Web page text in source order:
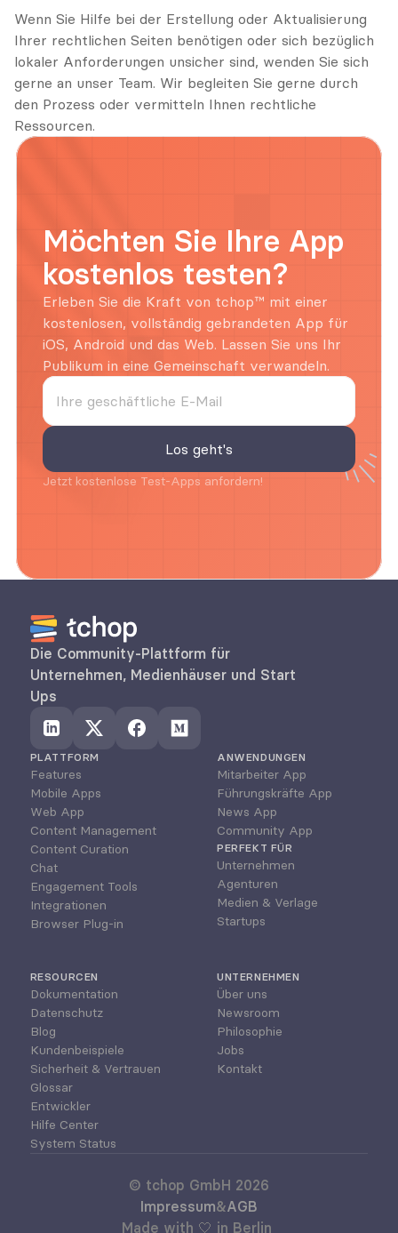
Wenn Sie Hilfe bei der Erstellung oder Aktualisierung
Ihrer rechtlichen Seiten benötigen oder sich bezüglich
lokaler Anforderungen unsicher sind, wenden Sie sich
gerne an unser Team. Wir begleiten Sie gerne durch
den Prozess oder vermitteln Ihnen rechtliche
Ressourcen.
Möchten Sie Ihre App
kostenlos testen?
Erleben Sie die Kraft von tchop™ mit einer
kostenlosen, vollständig gebrandeten App für
iOS, Android und das Web. Lassen Sie uns Ihr
Publikum in eine Gemeinschaft verwandeln.
Jetzt kostenlose Test-Apps anfordern!
Die Community-Plattform für
Unternehmen, Medienhäuser und Start
Ups
PLATTFORM
Features
Mobile Apps
Web App
Content Management
Content Curation
Chat
Engagement Tools
Integrationen
Browser Plug-in
ANWENDUNGEN
Mitarbeiter App
Führungskräfte App
News App
Community App
PERFEKT FÜR
Unternehmen
Agenturen
Medien & Verlage
Startups
RESOURCEN
Dokumentation
Datenschutz
Blog
Kundenbeispiele
Sicherheit & Vertrauen
Glossar
Entwickler
Hilfe Center
System Status
UNTERNEHMEN
Über uns
Newsroom
Philosophie
Jobs
Kontakt
© tchop GmbH 2026
Impressum&AGB
Made with 🤍 in Berlin